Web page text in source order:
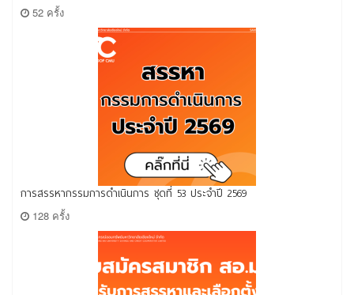
52 ครั้ง
การสรรหากรรมการดำเนินการ ชุดที่ 53 ประจำปี 2569
128 ครั้ง